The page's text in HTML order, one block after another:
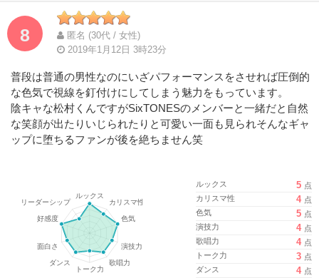
8
匿名 (30代 / 女性)
2019年1月12日 3時23分
普段は普通の男性なのにいざパフォーマンスをさせれば圧倒的
な色気で視線を釘付けにしてしまう魅力をもっています。
陰キャな松村くんですがSixTONESのメンバーと一緒だと自然
な笑顔が出たりいじられたりと可愛い一面も見られそんなギャ
ップに堕ちるファンが後を絶ちません笑
ルックス 5 点
カリスマ性
4 点
色気
5 点
演技力
4 点
歌唱力
4 点
トーク力
3 点
ダンス
4 点